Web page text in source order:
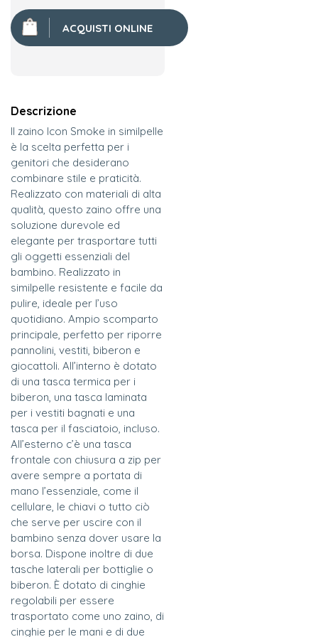
ACQUISTI ONLINE
Descrizione
Il zaino Icon Smoke in similpelle
è la scelta perfetta per i
genitori che desiderano
combinare stile e praticità.
Realizzato con materiali di alta
qualità, questo zaino offre una
soluzione durevole ed
elegante per trasportare tutti
gli oggetti essenziali del
bambino. Realizzato in
similpelle resistente e facile da
pulire, ideale per l’uso
quotidiano. Ampio scomparto
principale, perfetto per riporre
pannolini, vestiti, biberon e
giocattoli. All’interno è dotato
di una tasca termica per i
biberon, una tasca laminata
per i vestiti bagnati e una
tasca per il fasciatoio, incluso.
All’esterno c’è una tasca
frontale con chiusura a zip per
avere sempre a portata di
mano l’essenziale, come il
cellulare, le chiavi o tutto ciò
che serve per uscire con il
bambino senza dover usare la
borsa. Dispone inoltre di due
tasche laterali per bottiglie o
biberon. È dotato di cinghie
regolabili per essere
trasportato come uno zaino, di
cinghie per le mani e di due